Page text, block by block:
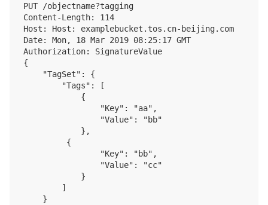
PUT /objectname?tagging
Content‐Length: 114
Host: Host: examplebucket.tos.cn-beijing.com
Date: Mon, 18 Mar 2019 08:25:17 GMT
Authorization: SignatureValue
{
    "TagSet": {
        "Tags": [
            {
                "Key": "aa",
                "Value": "bb"
            },
         {
                "Key": "bb",
                "Value": "cc"
            }
        ]
    }